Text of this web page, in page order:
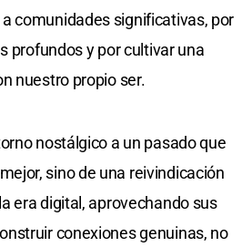
comunidades significativas, por
profundos y por cultivar una
nuestro propio ser.
nostálgico a un pasado que
sino de una reivindicación
era digital, aprovechando sus
conexiones genuinas, no